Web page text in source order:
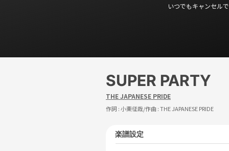
いつでもキャンセル
SUPER PARTY
THE JAPANESE PRIDE
作詞 :小栗征哉/作曲 :THE JAPANESE PRIDE
楽譜設定